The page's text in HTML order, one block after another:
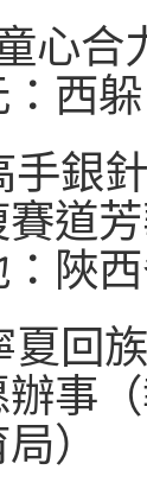
心合
西
手銀
道
陜西
夏回
事
）